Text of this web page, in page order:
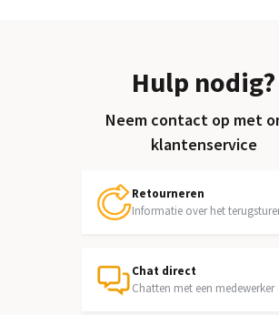
Hulp nodig?
Neem contact op met
klantenservice
Retourneren
Informatie over het
Chat direct
Chatten met een medewerker